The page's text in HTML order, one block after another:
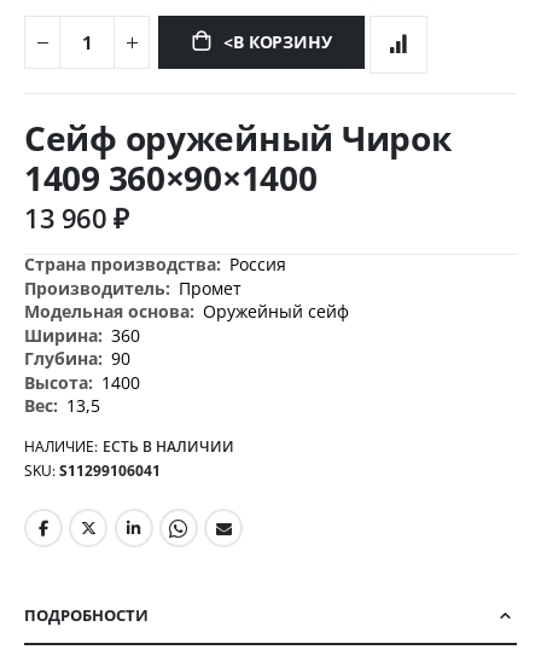
<В КОРЗИНУ
началу
изображений
Сейф оружейный Чирок
1409 360×90×1400
13 960 ₽
Дополнительная
информация
Россия
Промет
Оружейный сейф
360
90
1400
13,5
НАЛИЧИЕ: ЕСТЬ В НАЛИЧИИ
SKU S11299106041
ПОДРОБНОСТИ